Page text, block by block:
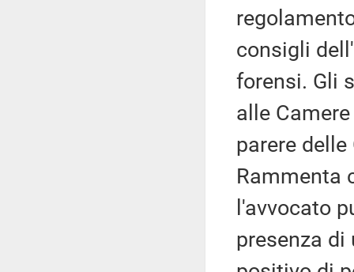
consigli
forensi. Gli
alle
parere
Rammenta
l'avvocato
presenza